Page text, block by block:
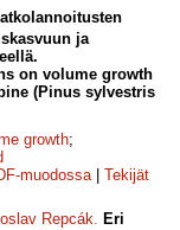
ja
on volume growth
(Pinus sylvestris
growth;
muodossa| Tekijät
Repcák. Eri